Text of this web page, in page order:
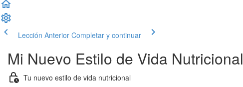
Lección Anterior Completar y continuar
Mi Nuevo Estilo de Vida Nutricional
Tu nuevo estilo de vida nutricional